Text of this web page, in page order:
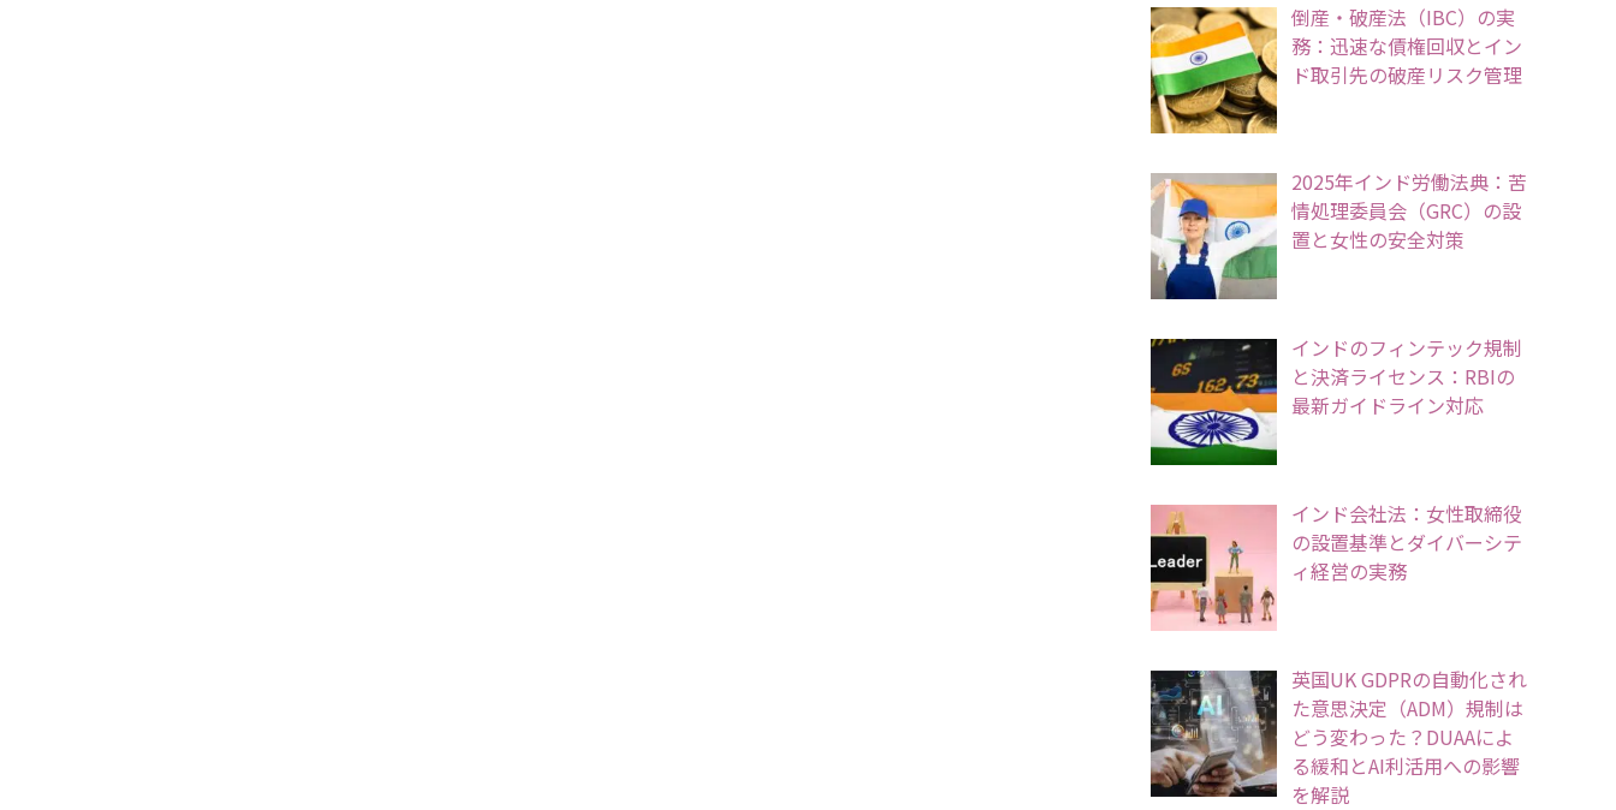
倒産・破産法（IBC）の実
務：迅速な債権回収とイン
ド取引先の破産リスク管理
2025年インド労働法典：苦
情処理委員会（GRC）の設
置と女性の安全対策
インドのフィンテック規制
と決済ライセンス：RBIの
最新ガイドライン対応
インド会社法：女性取締役
の設置基準とダイバーシテ
ィ経営の実務
英国UK GDPRの自動化され
た意思決定（ADM）規制は
どう変わった？DUAAによ
る緩和とAI利活用への影響
を解説